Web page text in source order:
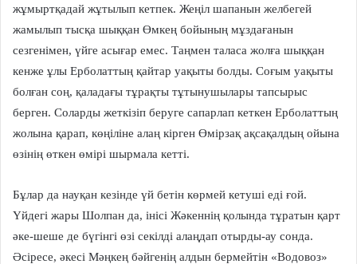
жұмыртқадай жұтылып кетпек. Жеңіл шапанын желбегей
жамылып тысқа шыққан Өмкең бойының мұздағанын
сезгенімен, үйге асығар емес. Таңмен таласа жолға шыққан
кенже ұлы Ерболаттың қайтар уақыты болды. Соғым уақыты
болған соң, қаладағы тұрақты тұтынушылары тапсырыс
берген. Соларды жеткізіп беруге сапарлап кеткен Ерболаттың
жолына қарап, көңіліне алаң кірген Өмірзақ ақсақалдың ойына
өзінің өткен өмірі шырмала кетті.
Бұлар да науқан кезінде үй бетін көрмей кетуші еді ғой.
Үйдегі жары Шолпан да, інісі Жәкеннің қолында тұратын қарт
әке-шеше де бүгінгі өзі секілді алаңдап отырды-ау сонда.
Әсіресе, әкесі Мәңкең бәйгенің алдын бермейтін «Водовоз»